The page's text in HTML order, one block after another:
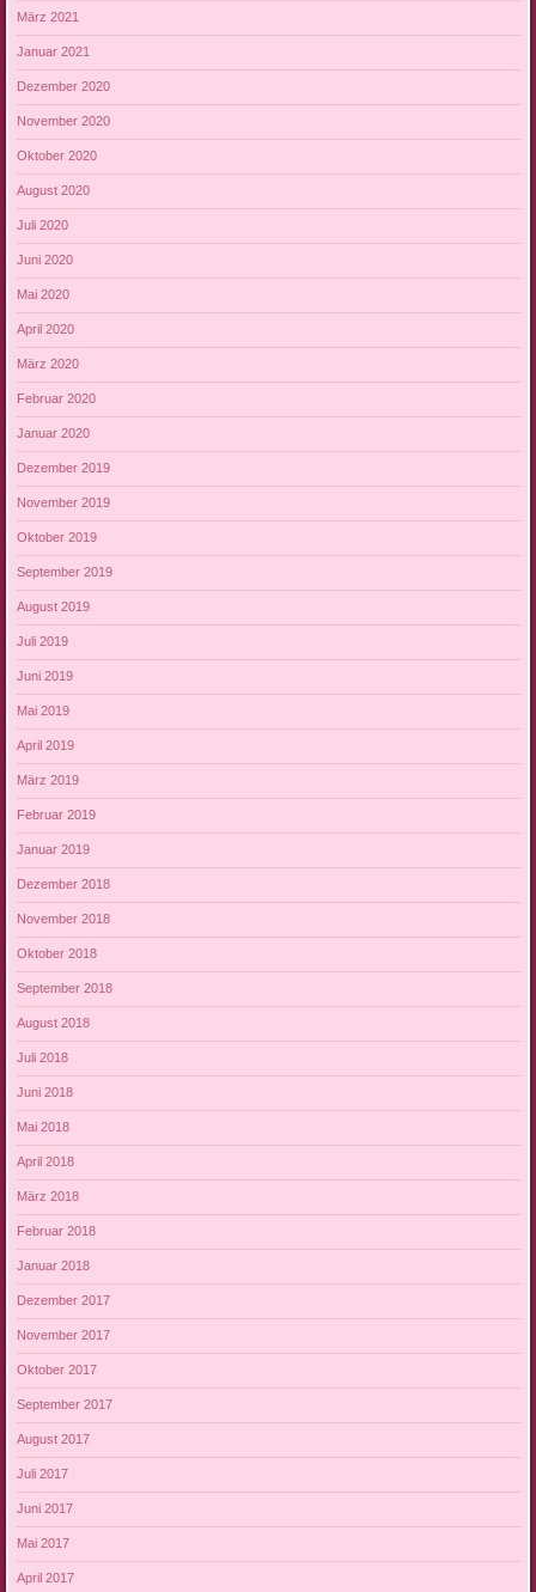
März 2021
Januar 2021
Dezember 2020
November 2020
Oktober 2020
August 2020
Juli 2020
Juni 2020
Mai 2020
April 2020
März 2020
Februar 2020
Januar 2020
Dezember 2019
November 2019
Oktober 2019
September 2019
August 2019
Juli 2019
Juni 2019
Mai 2019
April 2019
März 2019
Februar 2019
Januar 2019
Dezember 2018
November 2018
Oktober 2018
September 2018
August 2018
Juli 2018
Juni 2018
Mai 2018
April 2018
März 2018
Februar 2018
Januar 2018
Dezember 2017
November 2017
Oktober 2017
September 2017
August 2017
Juli 2017
Juni 2017
Mai 2017
April 2017